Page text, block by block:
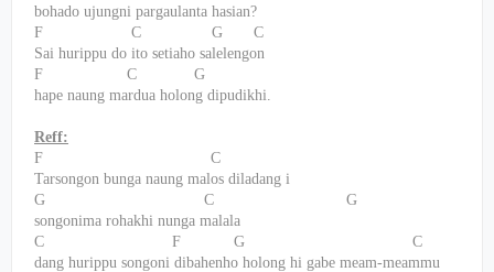
bohado ujungni pargaulanta hasian?
F
C G
C
Sai hurippu do ito setiaho salelengon
F
C
G
hape naung mardua holong dipudikhi.
Reff:
F
C
Tarsongon bunga naung malos diladang i
G
C
G
songonima rohakhi nunga malala
C
F G
C
dang hurippu songoni dibahenho holong hi gabe meam-meammu